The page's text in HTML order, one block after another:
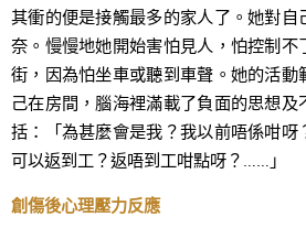
其衝的便是接觸最多的家人了。她對
奈。慢慢地她開始害怕見人，怕控制不
街，因為怕坐車或聽到車聲。她的活動
己在房間，腦海裡滿載了負面的思想
括：「為甚麼會是我？我以前唔係咁
可以返到工？返唔到工咁點呀？……」
創傷後心理壓力反應